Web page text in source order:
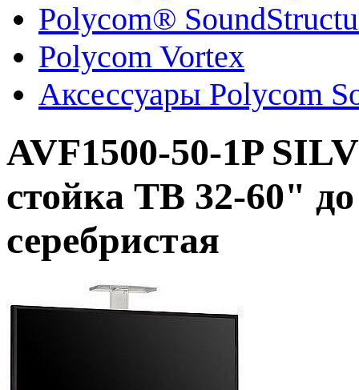
Polycom®
Polycom Vortex
Аксессуары Polycom
AVF1500-50-1P
стойка ТВ 32-60" до
серебристая